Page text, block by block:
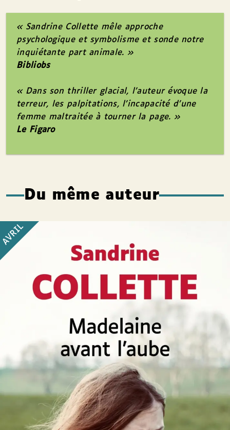
« Sandrine Collette mêle approche
psychologique et symbolisme et sonde notre
inquiétante part animale. »
Bibliobs
« Dans son thriller glacial, l’auteur évoque la
terreur, les palpitations, l’incapacité d’une
femme maltraitée à tourner la page. »
Le Figaro
Du même auteur
AVRIL
Madelaine avant l’aube
Sandrine Collette
46€